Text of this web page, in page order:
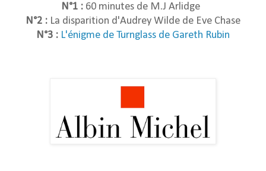
N°1 : 60 minutes de M.J Arlidge
N°2 : La disparition d'Audrey Wilde de Eve Chase
N°3 : L'énigme de Turnglass de Gareth Rubin